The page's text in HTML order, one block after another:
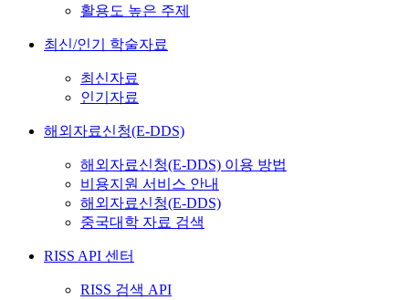
활용도 높은 주제
최신/인기 학술자료
최신자료
인기자료
해외자료신청(E-DDS)
해외자료신청(E-DDS) 이용 방법
비용지원 서비스 안내
해외자료신청(E-DDS)
중국대학 자료 검색
RISS API 센터
RISS 검색 API